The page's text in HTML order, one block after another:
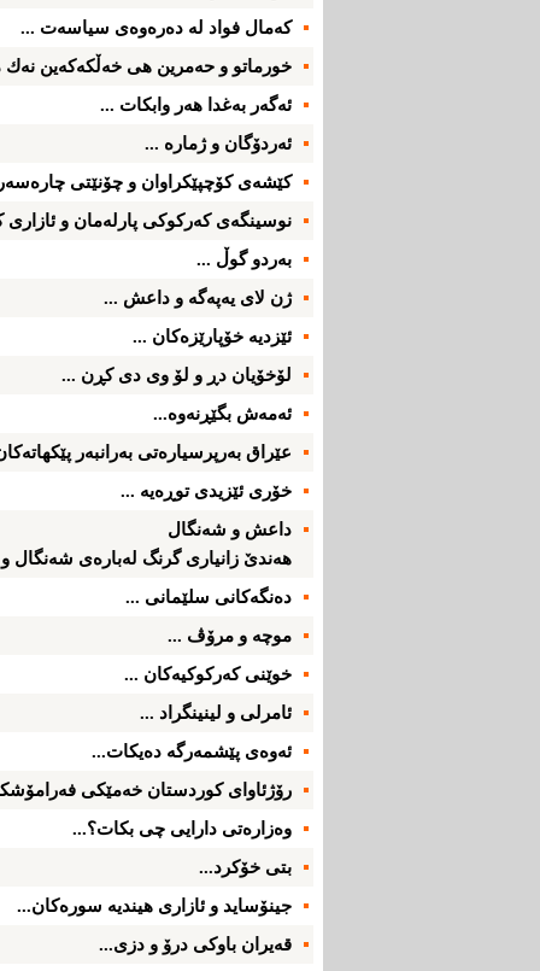
كه‌مال فواد له‌ ده‌ره‌وه‌ی‌ سیاسه‌ت ...
خورماتو و حه‌مرین هی‌ خه‌ڵكه‌كه‌ین نه‌ك
ئه‌گه‌ر به‌غدا هه‌ر وابكات ...
ئه‌ردۆگان و ژماره‌ ...
كێشه‌ی‌ كۆچپێكراوان و چۆنێتی‌
نوسینگه‌ی‌ كه‌ركوكی‌ پارله‌مان و ئازاری‌
به‌ردو گوڵ ...
ژن لای‌ یه‌په‌گه‌ و داعش ...
ئێزدیه‌ خۆپارێزه‌كان ...
لۆخۆیان دڕ و لۆ وی‌ دی‌ كڕن ...
ئه‌مه‌ش بگێڕنه‌وه‌...
عێراق به‌رپرسیاره‌تی‌ به‌رانبه‌ر
خۆری‌ ئێزیدی‌ توڕه‌یه‌ ...
داعش و شه‌نگال
هه‌ندێ‌ زانیاری‌ گرنگ له‌باره‌ی‌ شه‌نگال و
ده‌نگه‌كانی‌ سلێمانی‌ ...
موچه‌ و مرۆڤ ...
خوێنی‌ كه‌ركوكیه‌كان ...
ئامرلی‌ و لینینگراد ...
ئه‌وه‌ی‌ پێشمه‌رگه‌ ده‌یكات...
رۆژئاوای‌ كوردستان خه‌مێكی‌
وه‌زاره‌تی‌ دارایی‌ چی‌ بكات؟...
بتی‌ خۆكرد...
جینۆساید و ئازاری‌ هیندیه‌ سوره‌كان...
قه‌یران باوكی‌ درۆ و دزی‌...